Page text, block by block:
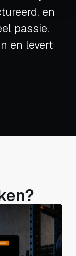
en
passie.
en levert